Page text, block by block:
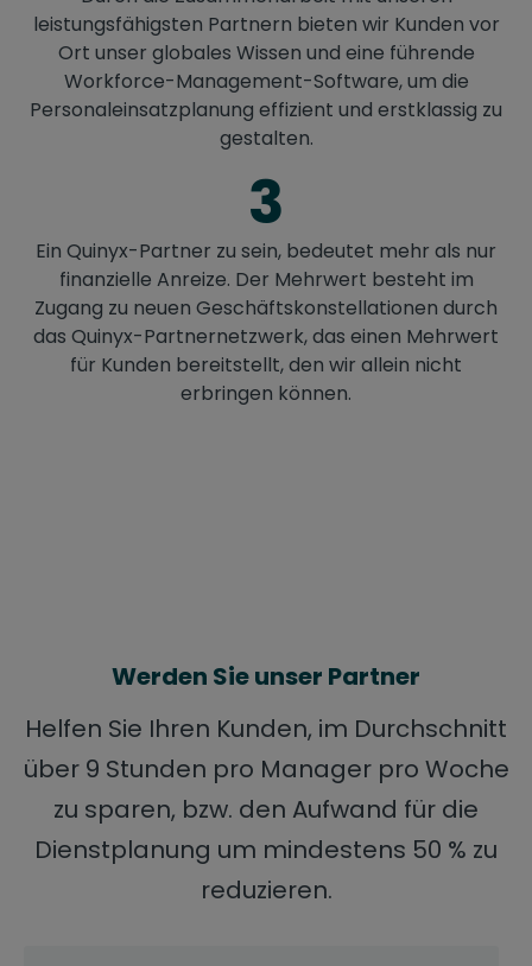
leistungsfähigsten Partnern bieten wir Kunden vor
Ort unser globales Wissen und eine führende
Workforce-Management-Software, um die
Personaleinsatzplanung effizient und erstklassig zu
gestalten.
3
Ein Quinyx-Partner zu sein, bedeutet mehr als nur
finanzielle Anreize. Der Mehrwert besteht im
Zugang zu neuen Geschäftskonstellationen durch
das Quinyx-Partnernetzwerk, das einen Mehrwert
für Kunden bereitstellt, den wir allein nicht
erbringen können.
Werden Sie unser Partner
Helfen Sie Ihren Kunden, im Durchschnitt
über 9 Stunden pro Manager pro Woche
zu sparen, bzw. den Aufwand für die
Dienstplanung um mindestens 50 % zu
reduzieren.